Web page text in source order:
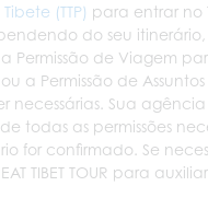
(TTP) para entrar no
do seu itinerário,
de Viagem
a Permissão de
necessárias. Sua
todas as permissões
for confirmado. Se
TIBET TOUR para